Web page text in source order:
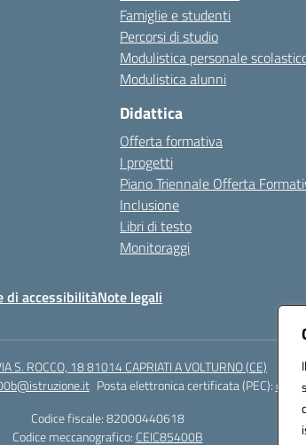
Famiglie e studenti
Percorsi di studio
Modulistica personale
Modulistica alunni
Didattica
Offerta formativa
I progetti
Piano Triennale Offerta
Inclusione
Libri di testo
Monitoraggi
di accessibilitàNote legali
S. ROCCO, 18 81014 CAPRIATI A VOLTURNO (CE)
Posta elettronica certificata (PEC):
Codice fiscale: 82000440618
Codice meccanografico: CEIC85400B